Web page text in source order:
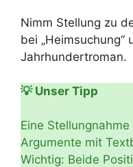
Nimm Stellung zu
bei „Heimsuchung“
Jahrhundertroman.
💡 Unser Tipp
Eine
Argumente mit
Wichtig: Beide